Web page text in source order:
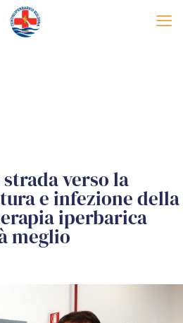
verso la
e infezione della
iperbarica
meglio